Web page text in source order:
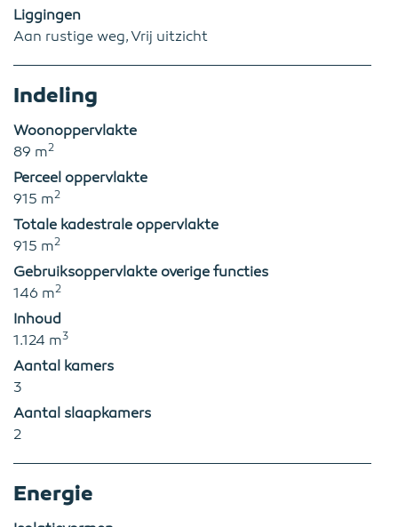
Liggingen
Aan rustige weg, Vrij uitzicht
Indeling
Woonoppervlakte
89 m2
Perceel oppervlakte
915 m2
Totale kadestrale oppervlakte
915 m2
Gebruiksoppervlakte overige functies
146 m2
Inhoud
1.124 m3
Aantal kamers
3
Aantal slaapkamers
2
Energie